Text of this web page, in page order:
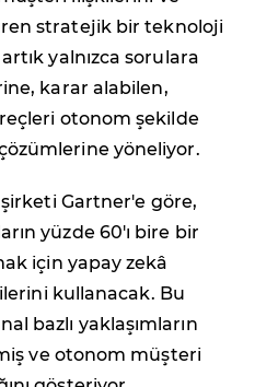
stratejik bir teknoloji
yalnızca sorulara
karar alabilen,
otonom şekilde
yöneliyor.
Gartner'e göre,
yüzde 60'ı bire bir
için yapay zekâ
kullanacak. Bu
bazlı yaklaşımların
ve otonom müşteri